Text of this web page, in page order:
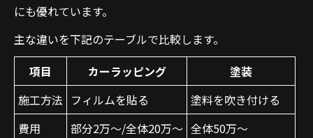
にも優れています。
主な違いを下記のテーブルで比較します。
項目
カーラッピング
塗装
施工方法 フィルムを貼る
塗料を吹き付ける
費用
部分2万〜/全体20万〜 全体50万〜